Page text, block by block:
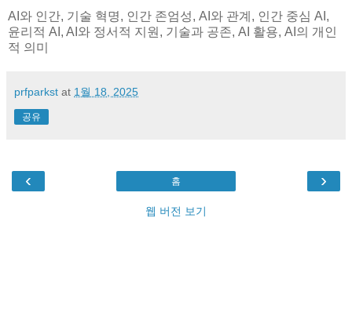
AI와 인간, 기술 혁명, 인간 존엄성, AI와 관계, 인간 중심 AI,
윤리적 AI, AI와 정서적 지원, 기술과 공존, AI 활용, AI의 개인
적 의미
prfparkst at 1월 18, 2025
공유
‹ ›
홈
웹 버전 보기